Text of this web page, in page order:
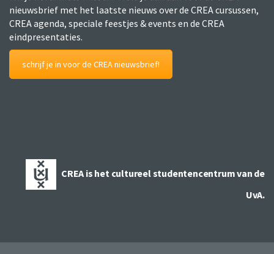
nieuwsbrief met het laatste nieuws over de CREA cursussen,
CREA agenda, speciale feestjes & events en de CREA
eindpresentaties.
schrijf je in voor de CREA nieuwsbrief!
CREA is het cultureel studentencentrum van de
UvA.